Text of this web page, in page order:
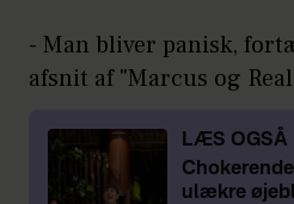
- Man bliver panisk,
afsnit af "Marcus og
LÆS OGSÅ
ulækre